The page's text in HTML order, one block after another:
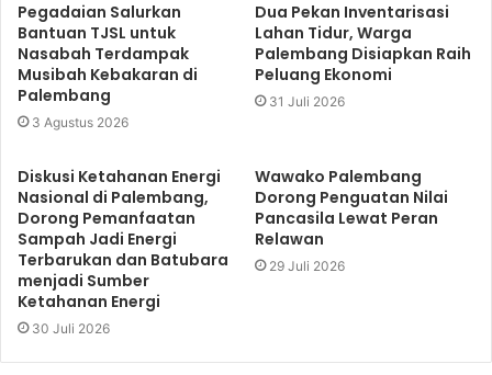
Pegadaian Salurkan
Bantuan TJSL untuk
Nasabah Terdampak
Musibah Kebakaran di
Palembang
3 Agustus 2026
Dua Pekan Inventarisasi
Lahan Tidur, Warga
Palembang Disiapkan Raih
Peluang Ekonomi
31 Juli 2026
Diskusi Ketahanan Energi
Nasional di Palembang,
Dorong Pemanfaatan
Sampah Jadi Energi
Terbarukan dan Batubara
menjadi Sumber
Ketahanan Energi
30 Juli 2026
Wawako Palembang
Dorong Penguatan Nilai
Pancasila Lewat Peran
Relawan
29 Juli 2026